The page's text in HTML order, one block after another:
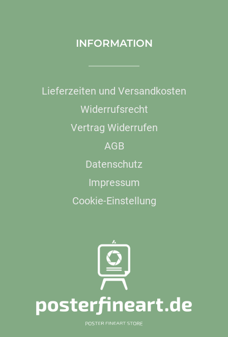
INFORMATION
Lieferzeiten und Versandkosten
Widerrufsrecht
Vertrag Widerrufen
AGB
Datenschutz
Impressum
Cookie-Einstellung